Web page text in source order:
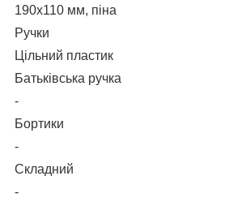
190х110 мм, піна
Ручки
Цільний пластик
Батьківська ручка
-
Бортики
-
Складний
-